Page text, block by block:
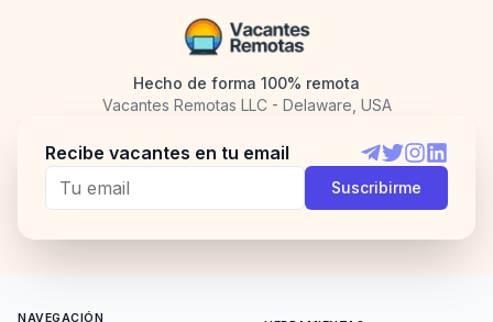
Hecho de forma 100% remota
Vacantes Remotas LLC - Delaware, USA
Recibe vacantes en tu email
Telegram
TwitterInstagram
Suscribirme
NAVEGACIÓN